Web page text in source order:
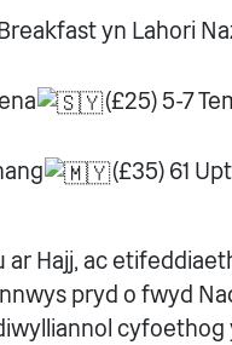
yn Lahori
(£25) 5-7
(£35) 61
Hajj, ac
pryd o fwyd
cyfoethog